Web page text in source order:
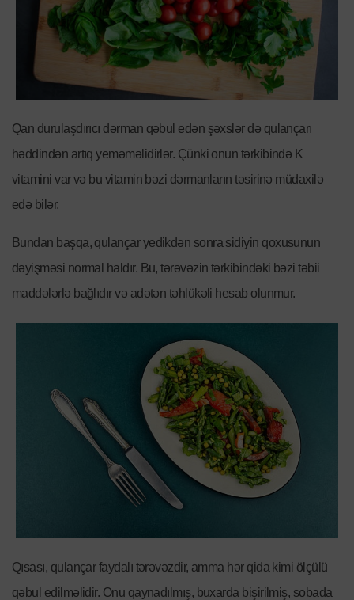
Qan durulaşdırıcı dərman qəbul edən şəxslər də qulançarı
həddindən artıq yeməməlidirlər. Çünki onun tərkibində K
vitamini var və bu vitamin bəzi dərmanların təsirinə müdaxilə
edə bilər.
Bundan başqa, qulançar yedikdən sonra sidiyin qoxusunun
dəyişməsi normal haldır. Bu, tərəvəzin tərkibindəki bəzi təbii
maddələrlə bağlıdır və adətən təhlükəli hesab olunmur.
Qısası, qulançar faydalı tərəvəzdir, amma hər qida kimi ölçülü
qəbul edilməlidir. Onu qaynadılmış, buxarda bişirilmiş, sobada